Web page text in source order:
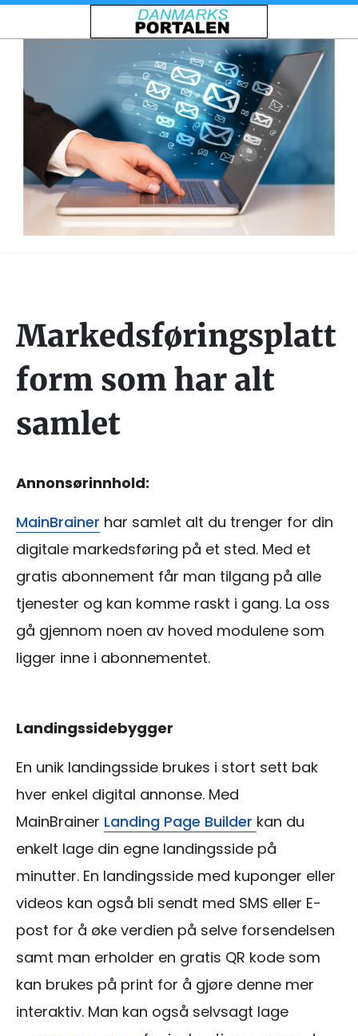
Markedsføringsplatt
form som har alt
samlet
Annonsørinnhold:
MainBrainer har samlet alt du trenger for din
digitale markedsføring på et sted. Med et
gratis abonnement får man tilgang på alle
tjenester og kan komme raskt i gang. La oss
gå gjennom noen av hoved modulene som
ligger inne i abonnementet.
Landingssidebygger
En unik landingsside brukes i stort sett bak
hver enkel digital annonse. Med
MainBrainer Landing Page Builder kan du
enkelt lage din egne landingsside på
minutter. En landingsside med kuponger eller
videos kan også bli sendt med SMS eller E-
post for å øke verdien på selve forsendelsen
samt man erholder en gratis QR kode som
kan brukes på print for å gjøre denne mer
interaktiv. Man kan også selvsagt lage